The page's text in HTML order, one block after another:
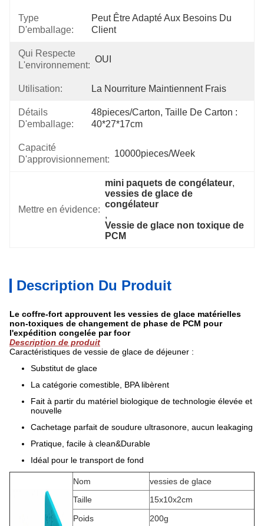
Type
D'emballage:
Peut Être Adapté Aux Besoins Du
Client
Qui Respecte
L'environnement:
OUI
Utilisation: La Nourriture Maintiennent Frais
Détails
D'emballage:
48pieces/carton, Taille De Carton :
40*27*17cm
Capacité
D'approvisionnement:
10000pieces/week
Mettre en évidence:
mini paquets de congélateur,
vessies de glace de
congélateur
,
Vessie de glace non toxique de
PCM
Description Du Produit
Le coffre-fort approuvent les vessies de glace matérielles
non-toxiques de changement de phase de PCM pour
l'expédition congelée par foor
Description de produit
Caractéristiques de vessie de glace de déjeuner :
Substitut de glace
La catégorie comestible, BPA libèrent
Fait à partir du matériel biologique de technologie élevée et
nouvelle
Cachetage parfait de soudure ultrasonore, aucun leakaging
Pratique, facile à clean&Durable
Idéal pour le transport de fond
Nom
vessies de glace
Taille
15x10x2cm
Poids
200g